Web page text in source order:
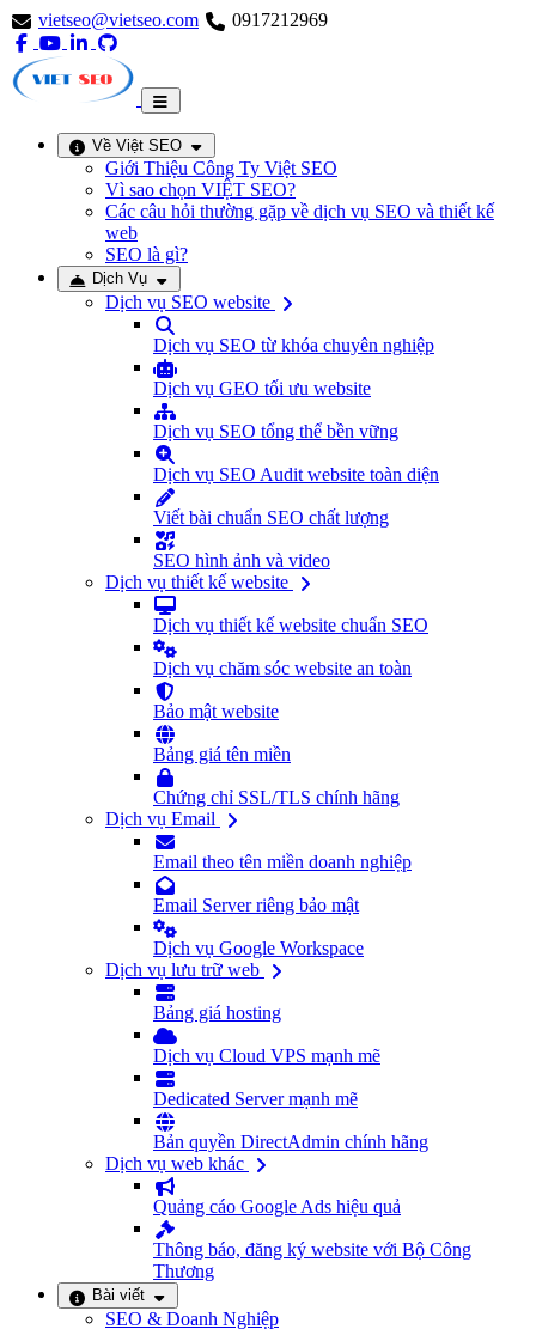
vietseo@vietseo.com 0917212969
Về Việt SEO
Giới Thiệu Công Ty Việt SEO
Vì sao chọn VIỆT SEO?
Các câu hỏi thường gặp về dịch vụ SEO và thiết kế
web
SEO là gì?
Dịch Vụ
Dịch vụ SEO website
Dịch vụ SEO từ khóa chuyên nghiệp
Dịch vụ GEO tối ưu website
Dịch vụ SEO tổng thể bền vững
Dịch vụ SEO Audit website toàn diện
Viết bài chuẩn SEO chất lượng
SEO hình ảnh và video
Dịch vụ thiết kế website
Dịch vụ thiết kế website chuẩn SEO
Dịch vụ chăm sóc website an toàn
Bảo mật website
Bảng giá tên miền
Chứng chỉ SSL/TLS chính hãng
Dịch vụ Email
Email theo tên miền doanh nghiệp
Email Server riêng bảo mật
Dịch vụ Google Workspace
Dịch vụ lưu trữ web
Bảng giá hosting
Dịch vụ Cloud VPS mạnh mẽ
Dedicated Server mạnh mẽ
Bản quyền DirectAdmin chính hãng
Dịch vụ web khác
Quảng cáo Google Ads hiệu quả
Thông báo, đăng ký website với Bộ Công
Thương
Bài viết
SEO & Doanh Nghiệp